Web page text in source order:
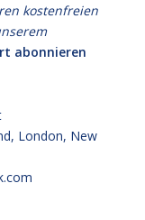
kostenfreien
abonnieren
London, New